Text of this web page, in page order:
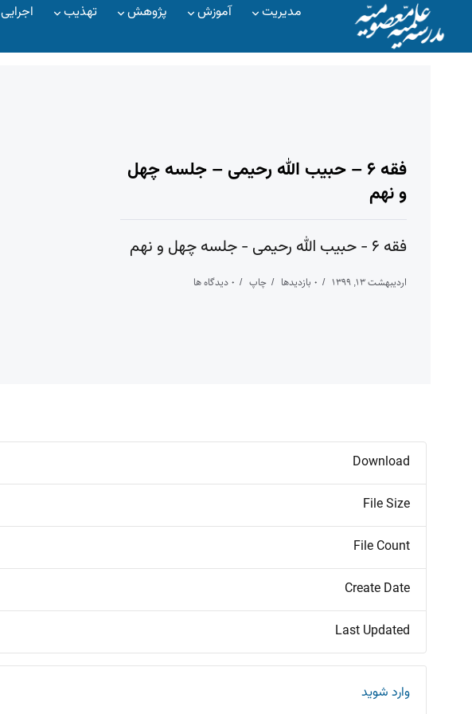
مدیریت آموزش پژوهش تهذیب اجرایی
فقه ۶ – حبیب الله رحیمی – جلسه چهل
و نهم
فقه ۶ - حبیب الله رحیمی - جلسه چهل و نهم
اردیبهشت ۱۳, ۱۳۹۹ ۰ بازدیدها چاپ ۰ دیدگاه ها
Download
File Size
File Count
Create Date
Last Updated
وارد شوید